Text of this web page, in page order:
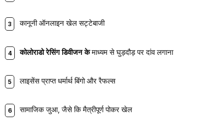
कानूनी ऑनलाइन खेल सट्टेबाजी
कोलोराडो रेसिंग डिवीजन केमाध्यम से घुड़दौड़ पर दांव लगाना
लाइसेंस प्राप्त धर्मार्थ बिंगो और रैफल्स
सामाजिक जुआ, जैसे कि मैत्रीपूर्ण पोकर खेल